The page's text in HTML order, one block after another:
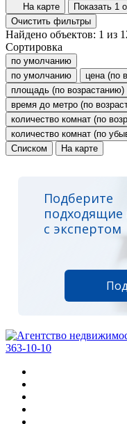
На карте
Показать 1
Очистить фильтры
Найдено объектов: 1 из
Сортировка
по умолчанию
по умолчанию
цена (по
площадь (по возрастанию)
время до метро (по
количество комнат (по
количество комнат (по
Списком
На карте
Подберите
с экспертом
363-10-10